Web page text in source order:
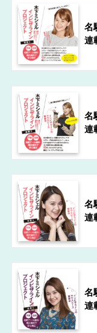
名
連
名
連
名
連
名
連